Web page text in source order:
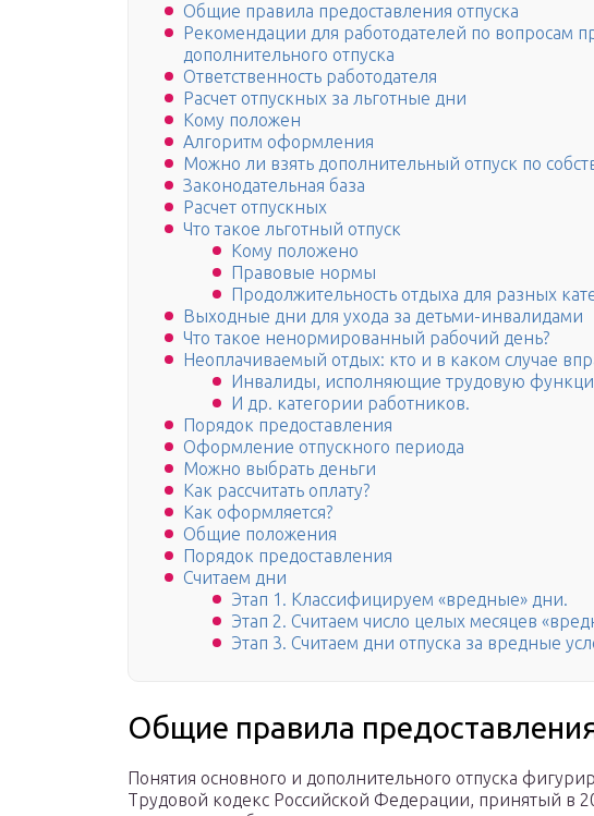
Общие правила предоставления отпуска
Рекомендации для работодателей по вопросам
дополнительного отпуска
Ответственность работодателя
Расчет отпускных за льготные дни
Кому положен
Алгоритм оформления
Можно ли взять дополнительный отпуск по
Законодательная база
Расчет отпускных
Что такое льготный отпуск
Кому положено
Правовые нормы
Продолжительность отдыха для разных
Выходные дни для ухода за детьми-инвалидами
Что такое ненормированный рабочий день?
Неоплачиваемый отдых: кто и в каком случае
Инвалиды, исполняющие трудовую
И др. категории работников.
Порядок предоставления
Оформление отпускного периода
Можно выбрать деньги
Как рассчитать оплату?
Как оформляется?
Общие положения
Порядок предоставления
Считаем дни
Этап 1. Классифицируем «вредные» дни.
Этап 2. Считаем число целых месяцев
Этап 3. Считаем дни отпуска за вредные
Общие правила
Понятия основного и дополнительного отпуска
Трудовой кодекс Российской Федерации, принятый в